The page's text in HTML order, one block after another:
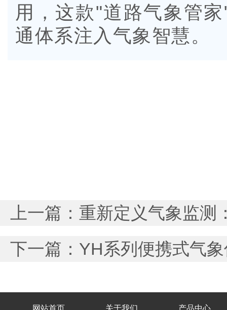
用，这款"道路气象管
通体系注入气象智慧。
上一篇： 重新定义气象监测
下一篇： YH系列便携式气
网站首页 关于我们 产品中心